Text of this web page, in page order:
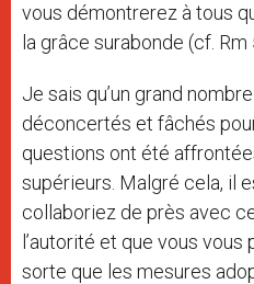
vous démontrerez à tous
la grâce surabonde (cf. Rm
Je sais qu’un grand
déconcertés et fâchés
questions ont été
supérieurs. Malgré cela, il
collaboriez de près avec
l’autorité et que vous
sorte que les mesures